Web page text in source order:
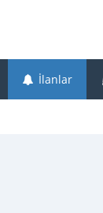
İlanlar